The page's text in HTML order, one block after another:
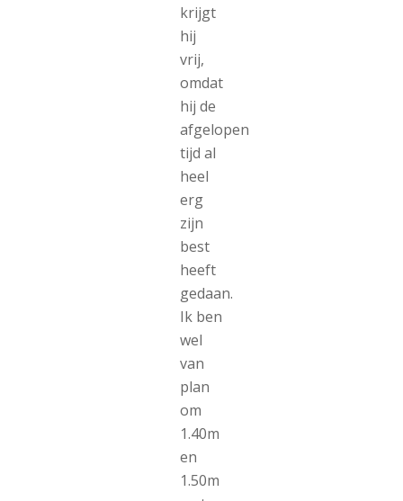
krijgt
hij
vrij,
omdat
hij de
afgelopen
tijd al
heel
erg
zijn
best
heeft
gedaan.
Ik ben
wel
van
plan
om
1.40m
en
1.50m